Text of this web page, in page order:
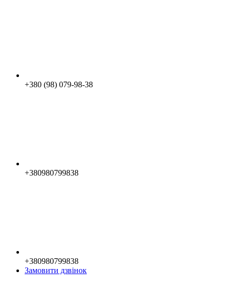
+380 (98) 079-98-38
+380980799838
+380980799838
Замовити дзвінок